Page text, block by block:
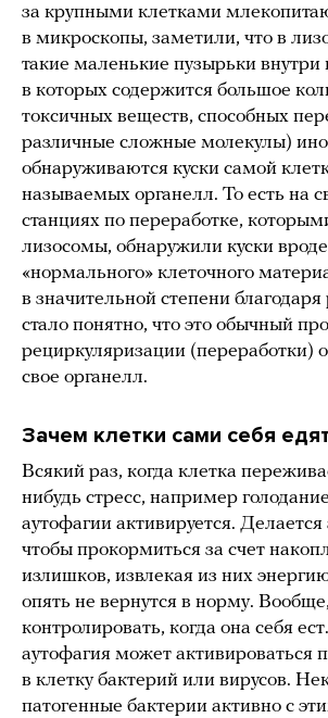
за крупными клетками
в микроскопы, заметили, что в
такие маленькие пузырьки внутри
в которых содержится большое
токсичных веществ, способных
различные сложные молекулы)
обнаруживаются куски самой
называемых органелл. То есть на
станциях по переработке,
лизосомы, обнаружили куски
«нормального» клеточного
в значительной степени
стало понятно, что это обычный
рециркуляризации (переработки)
свое органелл.
Зачем клетки сами себя
Всякий раз, когда клетка
нибудь стресс, например
аутофагии активируется. Делается
чтобы прокормиться за счет
излишков, извлекая из них
опять не вернутся в норму.
контролировать, когда она себя
аутофагия может активироваться
в клетку бактерий или вирусов.
патогенные бактерии активно с